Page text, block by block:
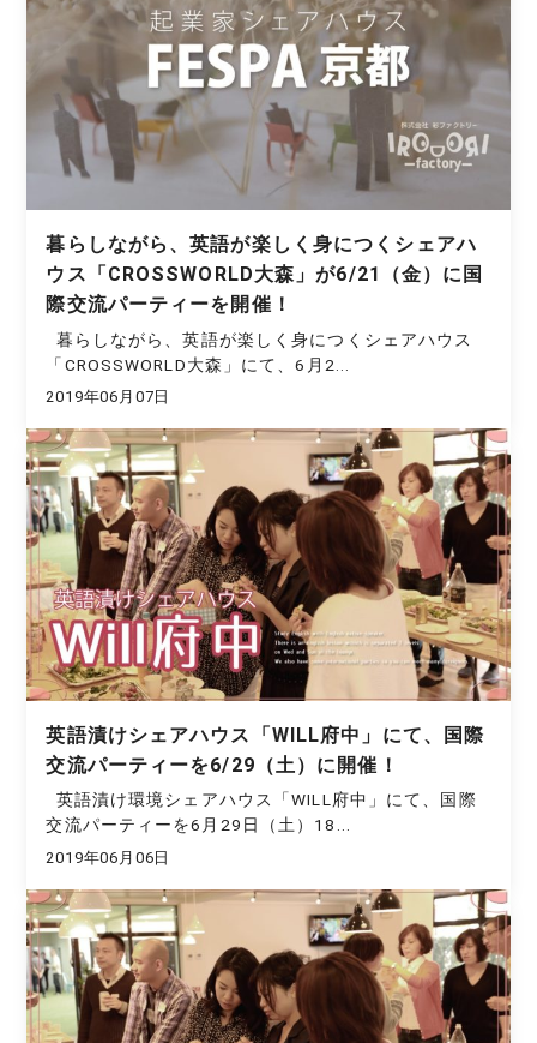
暮らしながら、英語が楽しく身につくシェアハ
ウス「CROSSWORLD大森」が6/21（金）に国
際交流パーティーを開催！
暮らしながら、英語が楽しく身につくシェアハウス
「CROSSWORLD大森」にて、6月2...
2019年06月07日
英語漬けシェアハウス「WILL府中」にて、国際
交流パーティーを6/29（土）に開催！
英語漬け環境シェアハウス「WILL府中」にて、国際
交流パーティーを6月29日（土）18...
2019年06月06日